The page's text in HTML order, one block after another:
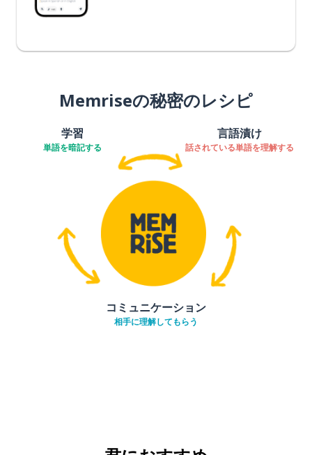
Memriseの秘密のレシピ
学習
単語を暗記する
言語漬け
話されている単語を理解する
コミュニケーション
相手に理解してもらう